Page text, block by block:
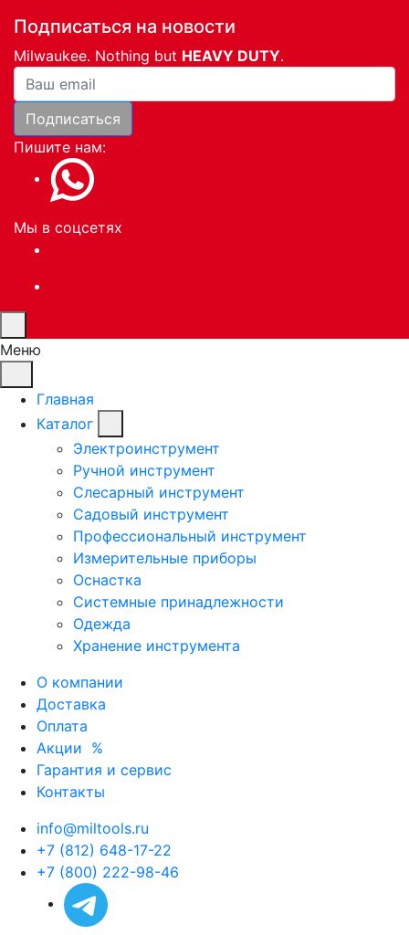
Подписаться на новости
Milwaukee. Nothing but HEAVY DUTY.
Ваша почта
Подписаться
Пишите нам:
Мы в соцсетях
Меню
Главная
Каталог
Электроинструмент
Ручной инструмент
Слесарный инструмент
Садовый инструмент
Профессиональный инструмент
Измерительные приборы
Оснастка
Системные принадлежности
Одежда
Хранение инструмента
О компании
Доставка
Оплата
Акции %
Гарантия и сервис
Контакты
info@miltools.ru
+7 (812) 648-17-22
+7 (800) 222-98-46